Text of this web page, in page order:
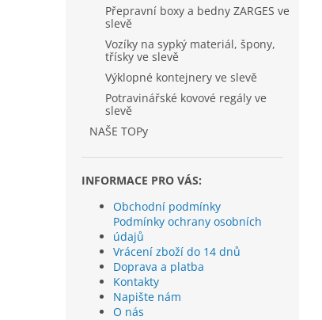
Přepravní boxy a bedny ZARGES ve
slevě
Vozíky na sypký materiál, špony,
třísky ve slevě
Výklopné kontejnery ve slevě
Potravinářské kovové regály ve
slevě
NAŠE TOPy
INFORMACE PRO VÁS:
Obchodní podmínky
Podmínky ochrany osobních
údajů
Vrácení zboží do 14 dnů
Doprava a platba
Kontakty
Napište nám
O nás